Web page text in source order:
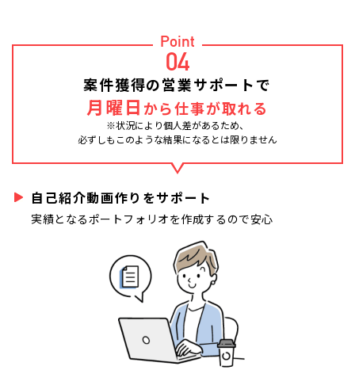
Point
04
案件獲得の営業サポートで
月曜日 から仕事が取れる
※状況により個人差があるため、
必ずしもこのような結果になるとは限りません
自己紹介動画作りをサポート
実績となるポートフォリオを作成するので安心